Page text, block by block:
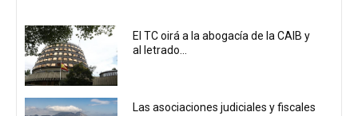
El TC oirá a la abogacía de la CAIB y
al letrado...
Las asociaciones judiciales y fiscales